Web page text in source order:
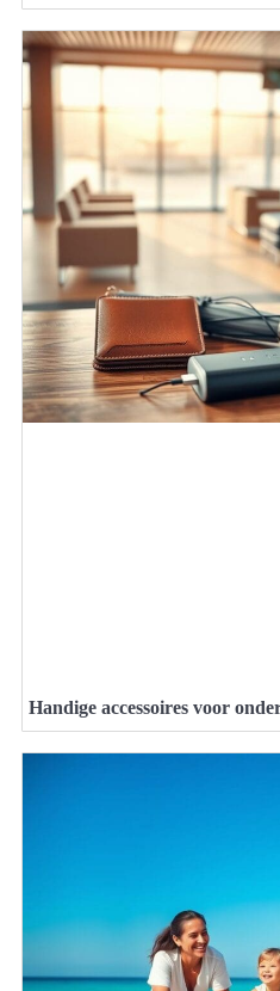
Handige accessoires voor